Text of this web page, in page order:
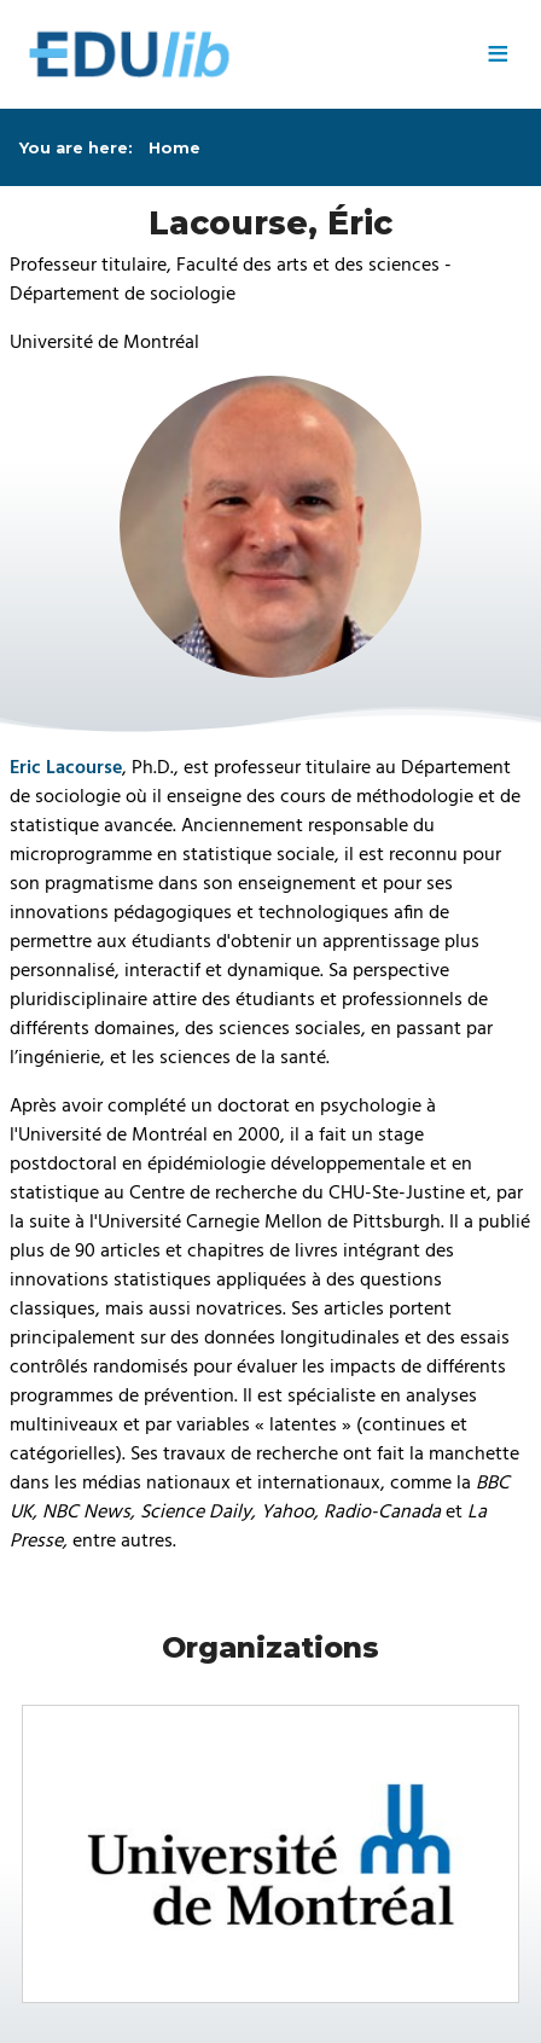
≡
You are here: Home
Lacourse, Éric
Professeur titulaire, Faculté des arts et des sciences -
Département de sociologie
Université de Montréal
Eric Lacourse, Ph.D., est professeur titulaire au Département
de sociologie où il enseigne des cours de méthodologie et de
statistique avancée. Anciennement responsable du
microprogramme en statistique sociale, il est reconnu pour
son pragmatisme dans son enseignement et pour ses
innovations pédagogiques et technologiques afin de
permettre aux étudiants d'obtenir un apprentissage plus
personnalisé, interactif et dynamique. Sa perspective
pluridisciplinaire attire des étudiants et professionnels de
différents domaines, des sciences sociales, en passant par
l’ingénierie, et les sciences de la santé.
Après avoir complété un doctorat en psychologie à
l'Université de Montréal en 2000, il a fait un stage
postdoctoral en épidémiologie développementale et en
statistique au Centre de recherche du CHU-Ste-Justine et, par
la suite à l'Université Carnegie Mellon de Pittsburgh. Il a publié
plus de 90 articles et chapitres de livres intégrant des
innovations statistiques appliquées à des questions
classiques, mais aussi novatrices. Ses articles portent
principalement sur des données longitudinales et des essais
contrôlés randomisés pour évaluer les impacts de différents
programmes de prévention. Il est spécialiste en analyses
multiniveaux et par variables « latentes » (continues et
catégorielles). Ses travaux de recherche ont fait la manchette
dans les médias nationaux et internationaux, comme la BBC
UK, NBC News, Science Daily, Yahoo, Radio-Canadaet La
Presse, entre autres.
Organizations